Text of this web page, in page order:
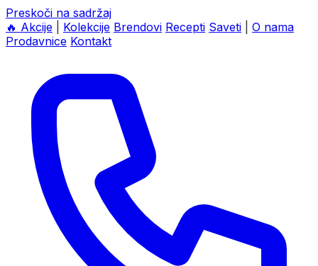
Preskoči na sadržaj
🔥 Akcije Kolekcije Brendovi Recepti Saveti
O nama
Prodavnice Kontakt